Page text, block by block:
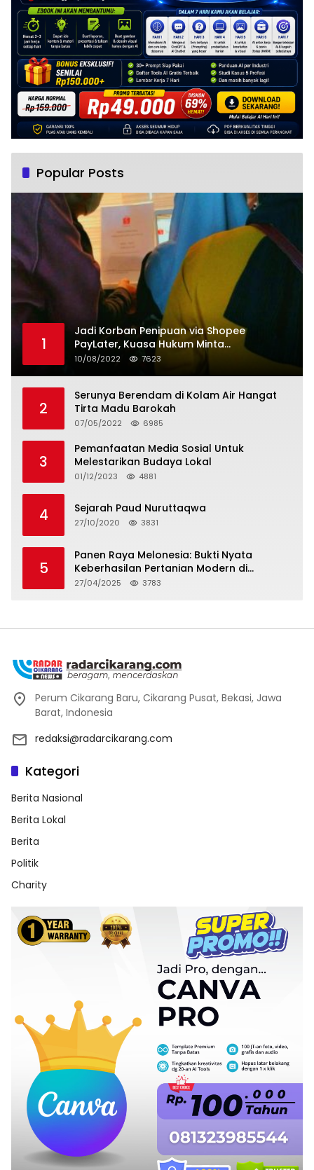
Popular Posts
1
Jadi Korban Penipuan via Shopee
PayLater, Kuasa Hukum Minta
Penangguhan Tagihan dan Hapus Bunga
10/08/2022 7623
2
Serunya Berendam di Kolam Air Hangat
Tirta Madu Barokah
07/05/2022 6985
3
Pemanfaatan Media Sosial Untuk
Melestarikan Budaya Lokal
01/12/2023 4881
4 Sejarah Paud Nuruttaqwa
27/10/2020 3831
5
Panen Raya Melonesia: Bukti Nyata
Keberhasilan Pertanian Modern di
Kabupaten Bekasi
27/04/2025 3783
Perum Cikarang Baru, Cikarang Pusat, Bekasi, Jawa
Barat, Indonesia
redaksi@radarcikarang.com
Kategori
Berita Nasional
Berita Lokal
Berita
Politik
Charity